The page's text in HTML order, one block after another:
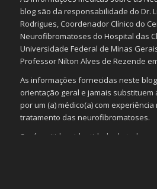
blog são da responsabilidade do Dr.
Rodrigues, Coordenador Clínico do
Neurofibromatoses do Hospital das
Universidade Federal de Minas
Professor Nilton Alves de Rezende
As informações fornecidas neste
orientação geral e jamais substituem
por um (a) médico(a) com
tratamento das neurofibromatoses.
Será omitida a identidade de todas as